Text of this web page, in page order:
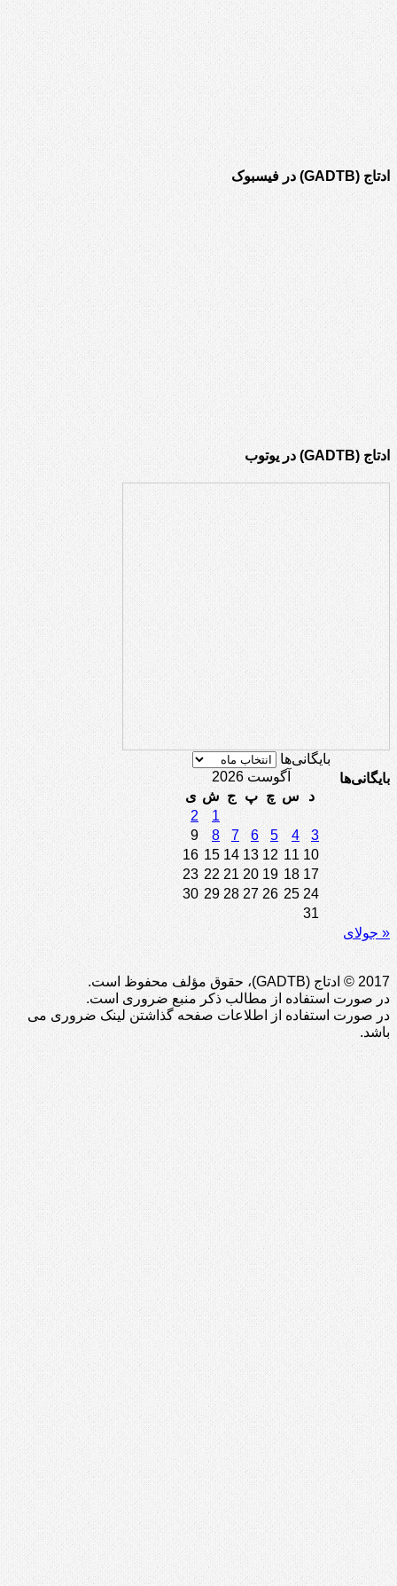
ادتاج (GADTB) در فیسبوک
ادتاج (GADTB) در یوتوب
بایگانی‌ها
بایگانی‌ها
آگوست 2026
د
س چ پ ج ش ی
1
2
3
4
5
6
7
8
9
10
11
12
13
14
15
16
17
18
19
20
21
22
23
24
25
26
27
28
29
30
31
« جولای
2017 © ادتاج (GADTB)، حقوق مؤلف محفوظ است.
در صورت استفاده از مطالب ذکر منبع ضروری است.
در صورت استفاده از اطلاعات صفحه گذاشتن لینک ضروری می
باشد.